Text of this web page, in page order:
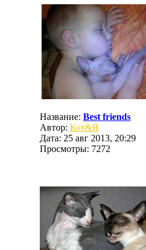
Название: Best friends
Автор: Кот&Я
Дата: 25 авг 2013, 20:29
Просмотры: 7272